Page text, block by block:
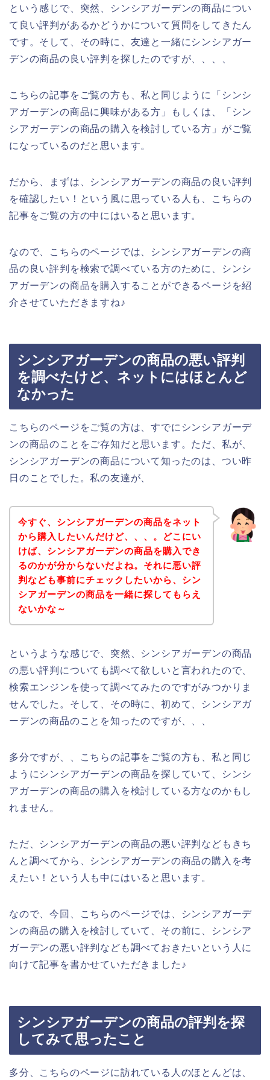
という感じで、突然、シンシアガーデンの商品につい
て良い評判があるかどうかについて質問をしてきたん
です。そして、その時に、友達と一緒にシンシアガー
デンの商品の良い評判を探したのですが、、、、
こちらの記事をご覧の方も、私と同じように「シンシ
アガーデンの商品に興味がある方」もしくは、「シン
シアガーデンの商品の購入を検討している方」がご覧
になっているのだと思います。
だから、まずは、シンシアガーデンの商品の良い評判
を確認したい！という風に思っている人も、こちらの
記事をご覧の方の中にはいると思います。
なので、こちらのページでは、シンシアガーデンの商
品の良い評判を検索で調べている方のために、シンシ
アガーデンの商品を購入することができるページを紹
介させていただきますね♪
シンシアガーデンの商品の悪い評判
を調べたけど、ネットにはほとんど
なかった
こちらのページをご覧の方は、すでにシンシアガーデ
ンの商品のことをご存知だと思います。ただ、私が、
シンシアガーデンの商品について知ったのは、つい昨
日のことでした。私の友達が、
今すぐ、シンシアガーデンの商品をネット
から購入したいんだけど、、、。どこにい
けば、シンシアガーデンの商品を購入でき
るのかが分からないだよね。それに悪い評
判なども事前にチェックしたいから、シン
シアガーデンの商品を一緒に探してもらえ
ないかな～
というような感じで、突然、シンシアガーデンの商品
の悪い評判についても調べて欲しいと言われたので、
検索エンジンを使って調べてみたのですがみつかりま
せんでした。そして、その時に、初めて、シンシアガ
ーデンの商品のことを知ったのですが、、、
多分ですが、、こちらの記事をご覧の方も、私と同じ
ようにシンシアガーデンの商品を探していて、シンシ
アガーデンの商品の購入を検討している方なのかもし
れません。
ただ、シンシアガーデンの商品の悪い評判などもきち
んと調べてから、シンシアガーデンの商品の購入を考
えたい！という人も中にはいると思います。
なので、今回、こちらのページでは、シンシアガーデ
ンの商品の購入を検討していて、その前に、シンシア
ガーデンの悪い評判なども調べておきたいという人に
向けて記事を書かせていただきました♪
シンシアガーデンの商品の評判を探
してみて思ったこと
多分、こちらのページに訪れている人のほとんどは、